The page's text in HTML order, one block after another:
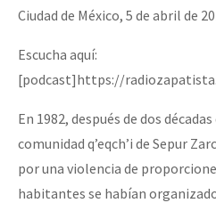
Ciudad de México, 5 de abril de
Escucha aquí:
[podcast]https://
En 1982, después de dos
comunidad q’eqch’i de Sepur
por una violencia de
habitantes se habían